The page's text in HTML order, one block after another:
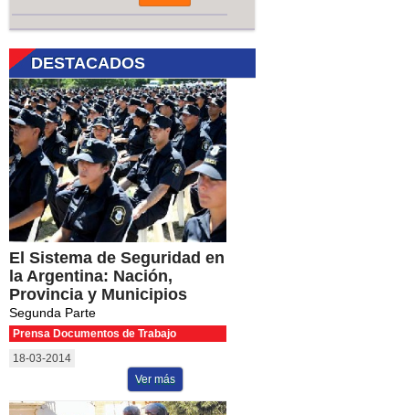
DESTACADOS
El Sistema de Seguridad en
la Argentina: Nación,
Provincia y Municipios
Segunda Parte
Prensa Documentos de Trabajo
18-03-2014
Ver más